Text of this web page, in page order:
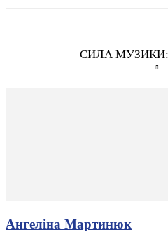
СИЛА
Ангеліна Мартинюк